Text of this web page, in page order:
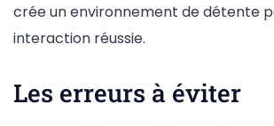
crée un environnement de détente
interaction réussie.
Les erreurs à éviter